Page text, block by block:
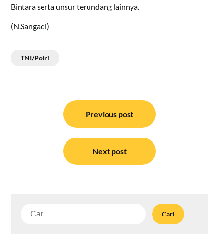
Bintara serta unsur terundang lainnya.
(N.Sangadi)
TNI/Polri
Previous post
Next post
Cari